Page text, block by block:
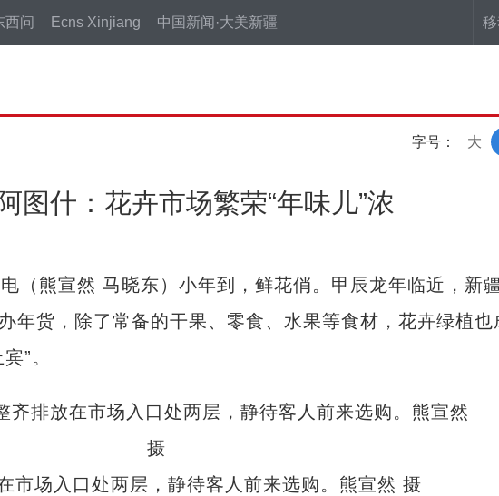
西问 Ecns Xinjiang 中国新闻·大美新疆
字号： 大
图什：花卉市场繁荣“年味儿”浓
熊宣然 马晓东）小年到，鲜花俏。甲辰龙年临近，新
年货，除了常备的干果、零食、水果等食材，花卉绿植也
”。
市场入口处两层，静待客人前来选购。熊宣然 摄